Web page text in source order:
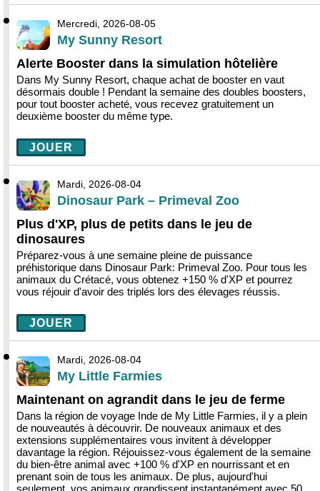
Mercredi, 2026-08-05
My Sunny Resort
Alerte Booster dans la simulation hôtelière
Dans My Sunny Resort, chaque achat de booster en vaut
désormais double ! Pendant la semaine des doubles boosters,
pour tout booster acheté, vous recevez gratuitement un
deuxième booster du même type.
JOUER
Mardi, 2026-08-04
Dinosaur Park – Primeval Zoo
Plus d'XP, plus de petits dans le jeu de
dinosaures
Préparez-vous à une semaine pleine de puissance
préhistorique dans Dinosaur Park: Primeval Zoo. Pour tous les
animaux du Crétacé, vous obtenez +150 % d'XP et pourrez
vous réjouir d'avoir des triplés lors des élevages réussis.
JOUER
Mardi, 2026-08-04
My Little Farmies
Maintenant on agrandit dans le jeu de ferme
Dans la région de voyage Inde de My Little Farmies, il y a plein
de nouveautés à découvrir. De nouveaux animaux et des
extensions supplémentaires vous invitent à développer
davantage la région. Réjouissez-vous également de la semaine
du bien-être animal avec +100 % d'XP en nourrissant et en
prenant soin de tous les animaux. De plus, aujourd'hui
seulement, vos animaux grandissent instantanément avec 50